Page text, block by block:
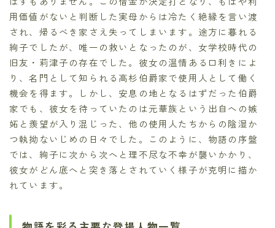
用価値がないと判断した実母からは冷たく絶縁を言い渡
され、帰るべき家さえ失ってしまいます。途方に暮れる
絢子でしたが、唯一の救いとなったのが、女学校時代の
旧友・莉津子の存在でした。彼女の温情ある口利きによ
り、名門として知られる高杉伯爵家で使用人として働く
機会を得ます。しかし、安息の地となるはずだった伯爵
家でも、彼女を待っていたのは元華族という出自への嫉
妬と羨望が入り混じった、他の使用人たちからの陰湿か
つ執拗ないじめの日々でした。このように、物語の序盤
では、絢子に次から次へと理不尽な不幸が襲いかかり、
彼女がどん底へと突き落とされていく様子が克明に描か
れています。